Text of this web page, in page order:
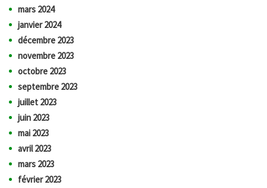
mars 2024
janvier 2024
décembre 2023
novembre 2023
octobre 2023
septembre 2023
juillet 2023
juin 2023
mai 2023
avril 2023
mars 2023
février 2023